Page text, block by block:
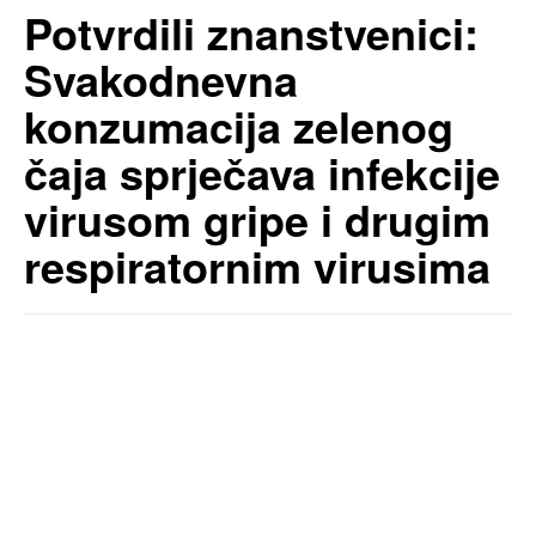
Potvrdili znanstvenici:
Svakodnevna
konzumacija zelenog
čaja sprječava infekcije
virusom gripe i drugim
respiratornim virusima